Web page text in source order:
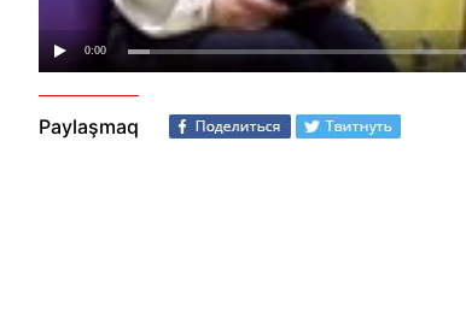
Paylaşmaq